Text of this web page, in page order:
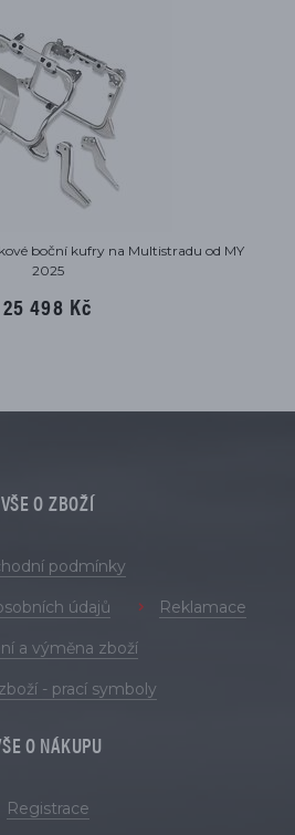
boční kufry na Multistradu od MY
2025
25 498 Kč
VŠE O ZBOŽÍ
podmínky
údajů Reklamace
a výměna zboží
- prací symboly
O NÁKUPU
Registrace